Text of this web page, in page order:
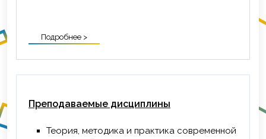
Подробнее >
Преподаваемые дисциплины
Теория, методика и практика современной